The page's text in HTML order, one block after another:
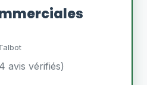
avis vérifiés)